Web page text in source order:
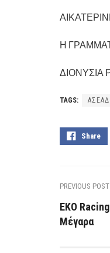
Η
TAGS: ΑΣΕΑΔ
Share
PREVIOUS POST
EKO
Μέγαρα